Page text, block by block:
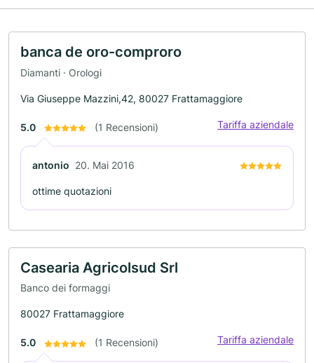
banca de oro-comproro
Diamanti · Orologi
Via Giuseppe Mazzini,42, 80027 Frattamaggiore
5.0 (1 Recensioni) Tariffa aziendale
antonio 20. Mai 2016
ottime quotazioni
Casearia Agricolsud Srl
Banco dei formaggi
80027 Frattamaggiore
5.0 (1 Recensioni) Tariffa aziendale